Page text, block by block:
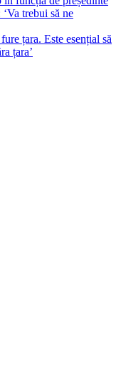
trebui să ne
țara. Este esențial să
țara’